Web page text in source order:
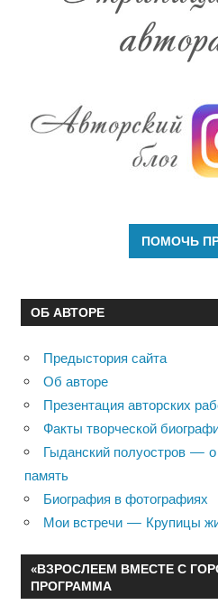
ОБ АВТОРЕ
Предыстория сайта
Об авторе
Презентация авторских
Факты творческой
Гыданский полуостров —
память
Биография в фотографиях
Мои встречи — Крупицы
«ВЗРОСЛЕЕМ ВМЕСТЕ С
ПРОГРАММА